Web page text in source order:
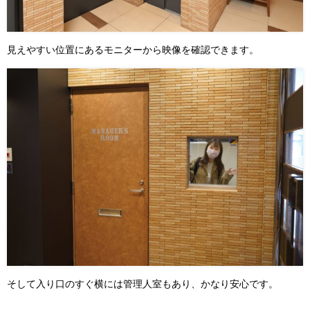
見えやすい位置にあるモニターから映像を確認できます。
そして入り口のすぐ横には管理人室もあり、かなり安心です。